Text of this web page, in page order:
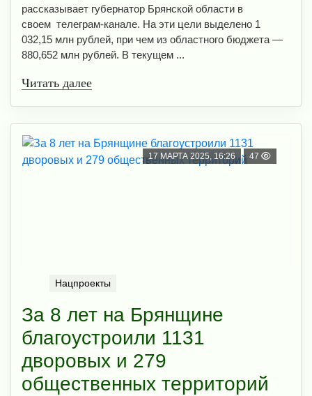
рассказывает губернатор Брянской области в
своем телеграм-канале. На эти цели выделено 1
032,15 млн рублей, при чем из областного бюджета —
880,652 млн рублей. В текущем ...
Читать далее
17 МАРТА 2025, 16:26 47
Нацпроекты
За 8 лет на Брянщине
благоустроили 1131
дворовых и 279
общественных территорий